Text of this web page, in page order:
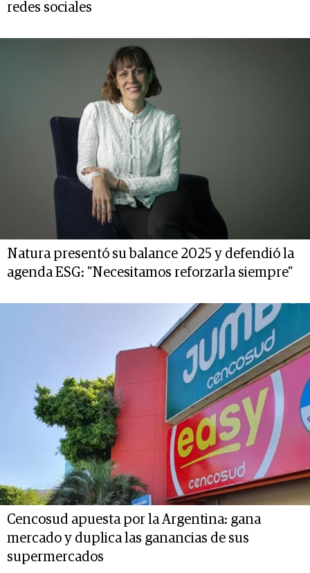
redes sociales
Natura presentó su balance 2025 y defendió la
agenda ESG: "Necesitamos reforzarla siempre"
Cencosud apuesta por la Argentina: gana
mercado y duplica las ganancias de sus
supermercados